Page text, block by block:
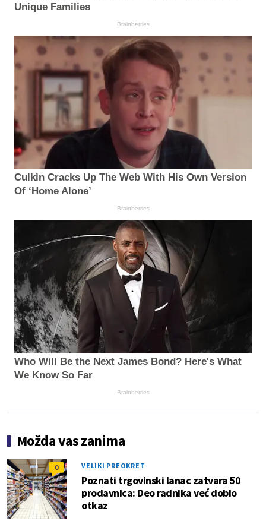
Unique Families
Brainberries
Culkin Cracks Up The Web With His Own Version
Of ‘Home Alone’
Brainberries
Who Will Be the Next James Bond? Here's What
We Know So Far
Brainberries
Možda vas zanima
0 VELIKI PREOKRET
Poznati trgovinski lanac zatvara 50
prodavnica: Deo radnika već dobio
otkaz